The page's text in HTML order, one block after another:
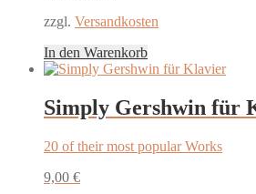
zzgl. Versandkosten
In den Warenkorb
Simply Gershwin für
20 of their most popular Works
9,00 €